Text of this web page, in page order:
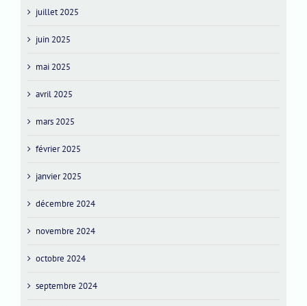
juillet 2025
juin 2025
mai 2025
avril 2025
mars 2025
février 2025
janvier 2025
décembre 2024
novembre 2024
octobre 2024
septembre 2024